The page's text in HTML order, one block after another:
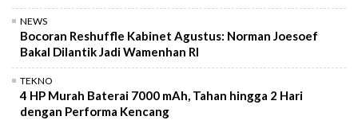
NEWS
Bocoran Reshuffle Kabinet Agustus: Norman Joesoef
Bakal Dilantik Jadi Wamenhan RI
TEKNO
4 HP Murah Baterai 7000 mAh, Tahan hingga 2 Hari
dengan Performa Kencang